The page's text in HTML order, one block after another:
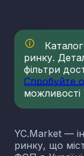
ринку.
фільтри
Спробуйте
можливості
YC.Market —
ринку, що